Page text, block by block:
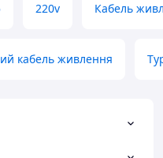
220v Кабель
кабель живлення